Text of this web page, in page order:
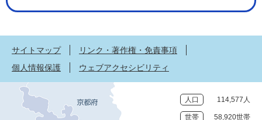
サイトマップ
リンク・著作権・免責事項
個人情報保護
ウェブアクセシビリティ
人口 114,577人
世帯 58,920世帯